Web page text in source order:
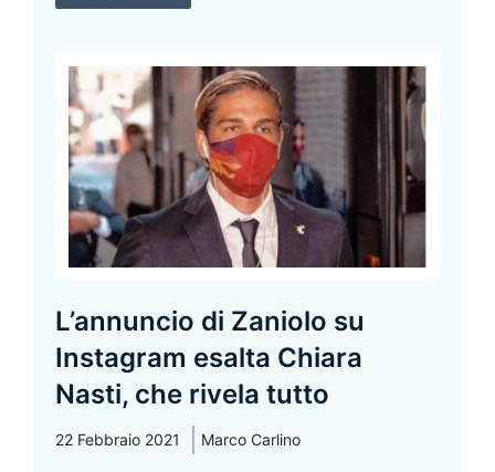
L’annuncio di Zaniolo su
Instagram esalta Chiara
Nasti, che rivela tutto
22 Febbraio 2021 Marco Carlino